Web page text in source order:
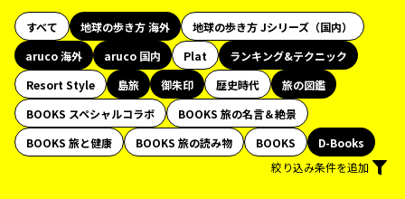
すべて 地球の歩き方 海外
地球の歩き方 Jシリーズ（国内）
aruco 海外
aruco 国内 Plat
ランキング&テクニック
Resort Style
島旅 御朱印 歴史時代
旅の図鑑
BOOKS スペシャルコラボ
BOOKS 旅の名言＆絶景
BOOKS 旅と健康
BOOKS 旅の読み物 BOOKS
D-Books
絞り込み条件を追加